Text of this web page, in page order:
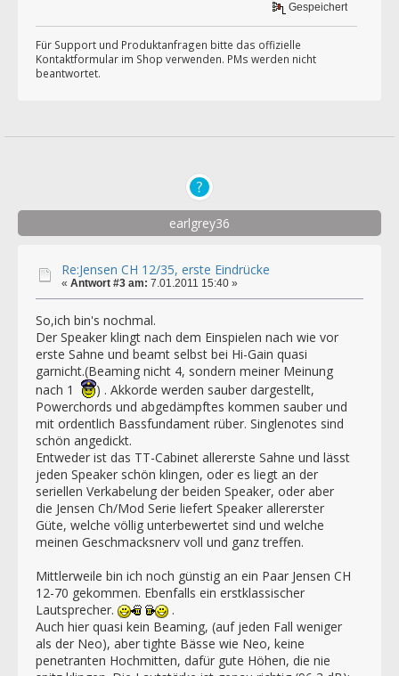
Gespeichert
Für Support und Produktanfragen bitte das offizielle
Kontaktformular im Shop verwenden. PMs werden nicht
beantwortet.
earlgrey36
Re:Jensen CH 12/35, erste Eindrücke
« Antwort #3 am: 7.01.2011 15:40 »
So,ich bin's nochmal.
Der Speaker klingt nach dem Einspielen nach wie vor
erste Sahne und beamt selbst bei Hi-Gain quasi
garnicht.(Beaming nicht 4, sondern meiner Meinung
nach 1
) . Akkorde werden sauber dargestellt,
Powerchords und abgedämpftes kommen sauber und
mit ordentlich Bassfundament rüber. Singlenotes sind
schön angedickt.
Entweder ist das TT-Cabinet allererste Sahne und lässt
jeden Speaker schön klingen, oder es liegt an der
seriellen Verkabelung der beiden Speaker, oder aber
die Jensen Ch/Mod Serie liefert Speaker allererster
Güte, welche völlig unterbewertet sind und welche
meinen Geschmacksnerv voll und ganz treffen.
Mittlerweile bin ich noch günstig an ein Paar Jensen CH
12-70 gekommen. Ebenfalls ein erstklassischer
Lautsprecher.
.
Auch hier quasi kein Beaming, (auf jeden Fall weniger
als der Neo), aber tighte Bässe wie Neo, keine
penetranten Hochmitten, dafür gute Höhen, die nie